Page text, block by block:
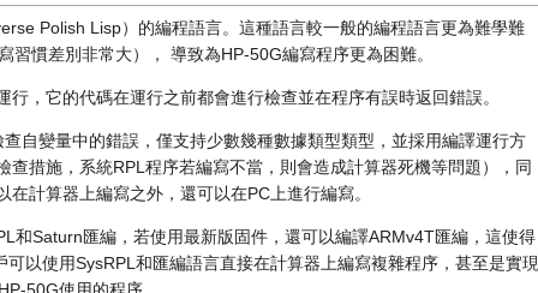
Polish Lisp）的編程語言。這種語言較一般的編程語言更為難學難
慣差別非常大）， 導致為HP-50G編寫程序更為困難。
，它的代碼在運行之前都會進行檢查並在程序有誤時返回錯誤。
自變量中的錯誤，僅支持少數幾種數據類型類型，並採用編譯運行方
措施，系統RPL程序若編寫不當，則會造成計算器死機等問題），同
計算器上編寫之外，還可以在PC上進行編寫。
和Saturn匯編，若使用最新版固件，還可以編譯ARMv4T匯編，這使得
以使用SysRPL和匯編語言直接在計算器上編寫複雜程序，甚至是實現